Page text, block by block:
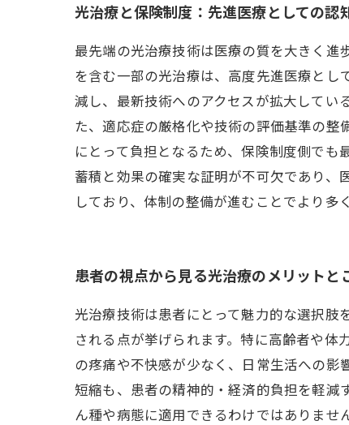
光治療と保険制度：先進医療としての認
最先端の光治療技術は医療の質を大きく
を含む一部の光治療は、高度先進医療と
減し、最新技術へのアクセスが拡大してい
た、適応症の厳格化や技術の評価基準の
にとって負担となるため、保険制度側で
蓄積と効果の確実な証明が不可欠であり
しており、体制の整備が進むことでより多
患者の視点から見る光治療のメリットと
光治療技術は患者にとって魅力的な選択
される点が挙げられます。特に高齢者や
の疼痛や不快感が少なく、日常生活への影
短縮も、患者の精神的・経済的負担を軽減
ん種や病態に適用できるわけではありませ